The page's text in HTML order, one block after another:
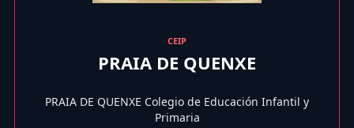
CEIP
PRAIA DE QUENXE
PRAIA DE QUENXE Colegio de Educación Infantil y
Primaria